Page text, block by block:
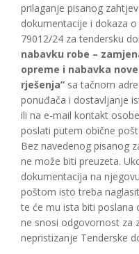
prilaganje pisanog
dokumentacije i dokaza
79012/24 za tendersku
nabavku robe –
opreme i nabavka
rješenja” sa tačnom
ponuđača i dostavljanje
ili na e-mail kontakt
poslati putem obične
Bez navedenog pisanog
ne može biti preuzeta.
dokumentacija na
poštom isto treba
te će mu ista biti poslana
ne snosi odgovornost za
nepristizanje Tenderske